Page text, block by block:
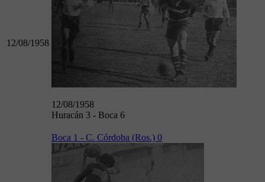
12/08/1958
12/08/1958
Huracán 3 - Boca 6
Boca 1 - C. Córdoba (Ros.) 0